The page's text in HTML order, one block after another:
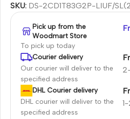
SKU: DS-2CD1T83G2P-LIUF/
Pick up from the
Woodmart Store
To pick up today
Courier delivery
Our courier will deliver to the
specified address
DHL Courier delivery
DHL courier will deliver to the
specified address